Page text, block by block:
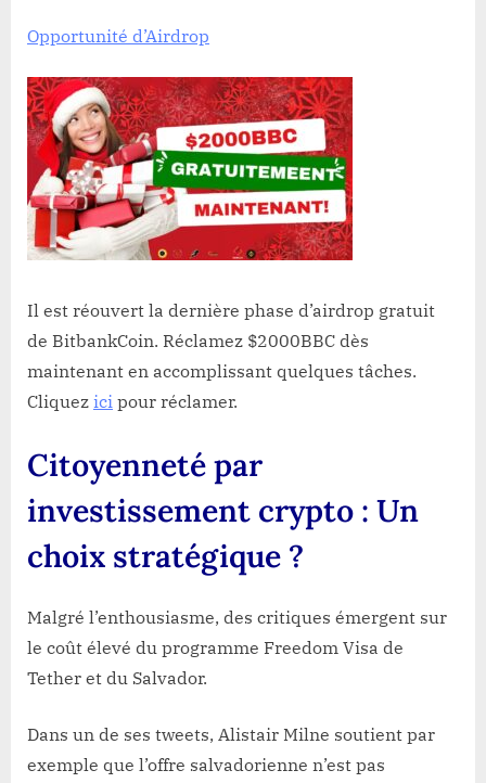
Opportunité d’Airdrop
Il est réouvert la dernière phase d’airdrop gratuit
de BitbankCoin. Réclamez $2000BBC dès
maintenant en accomplissant quelques tâches.
Cliquez ici pour réclamer.
Citoyenneté par
investissement crypto : Un
choix stratégique ?
Malgré l’enthousiasme, des critiques émergent sur
le coût élevé du programme Freedom Visa de
Tether et du Salvador.
Dans un de ses tweets, Alistair Milne soutient par
exemple que l’offre salvadorienne n’est pas